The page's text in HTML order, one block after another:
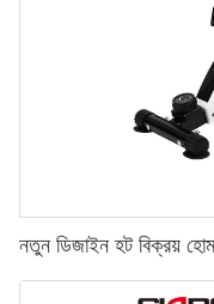
নতুন ডিজাইন হট বিক্রয় হোম